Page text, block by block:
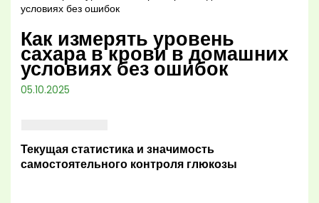
условиях без ошибок
Как измерять уровень
сахара в крови в домашних
условиях без ошибок
05.10.2025
Текущая статистика и значимость
самостоятельного контроля глюкозы